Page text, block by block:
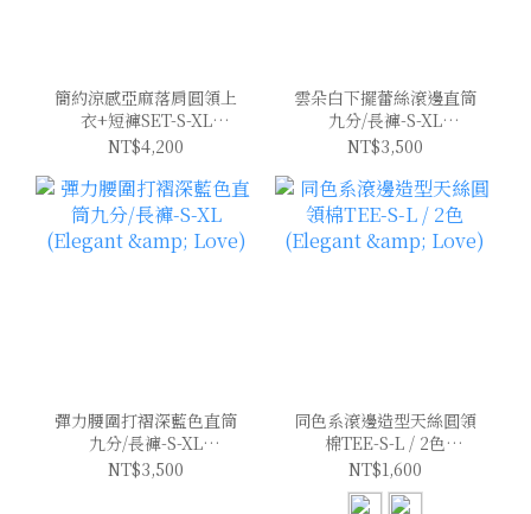
簡約涼感亞麻落肩圓領上
衣+短褲SET-S-XL
(Elegant & Love)
NT$4,200
雲朵白下擺蕾絲滾邊直筒
九分/長褲-S-XL
(Elegant & Love)
NT$3,500
彈力腰圍打褶深藍色直筒
九分/長褲-S-XL
(Elegant & Love)
NT$3,500
同色系滾邊造型天絲圓領
棉TEE-S-L / 2色
(Elegant & Love)
NT$1,600